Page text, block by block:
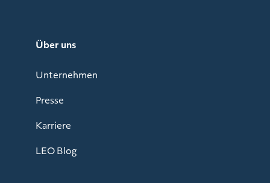
Über uns
Unternehmen
Presse
Karriere
LEO Blog